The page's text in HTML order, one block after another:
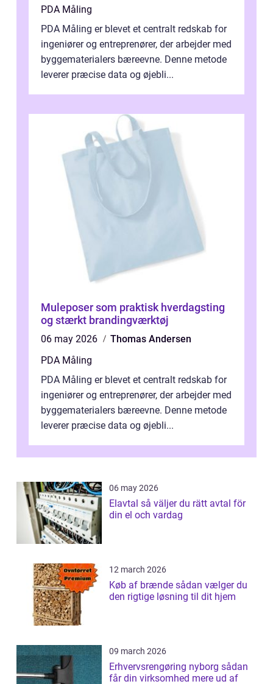
PDA Måling
PDA Måling er blevet et centralt redskab for
ingeniører og entreprenører, der arbejder med
byggematerialers bæreevne. Denne metode
leverer præcise data og øjebli...
Muleposer som praktisk hverdagsting
og stærkt brandingværktøj
06 may 2026
Thomas Andersen
PDA Måling
PDA Måling er blevet et centralt redskab for
ingeniører og entreprenører, der arbejder med
byggematerialers bæreevne. Denne metode
leverer præcise data og øjebli...
06 may 2026
Elavtal så väljer du rätt avtal för
din el och vardag
12 march 2026
Køb af brænde sådan vælger du
den rigtige løsning til dit hjem
09 march 2026
Erhvervsrengøring nyborg sådan
får din virksomhed mere ud af